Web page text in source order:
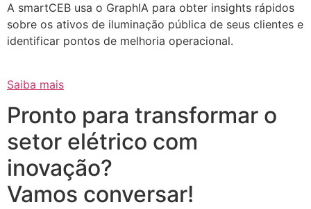
A smartCEB usa o GraphIA para obter insights rápidos
sobre os ativos de iluminação pública de seus clientes e
identificar pontos de melhoria operacional.
Saiba mais
Pronto para transformar o
setor elétrico com
inovação?
Vamos conversar!